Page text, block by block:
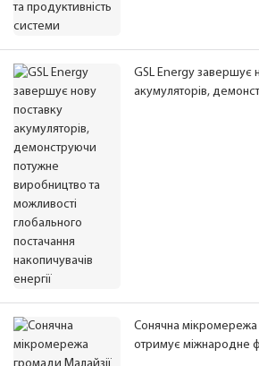
GSL Energy завершує
акумуляторів,
Сонячна мікромережа
отримує міжнародне